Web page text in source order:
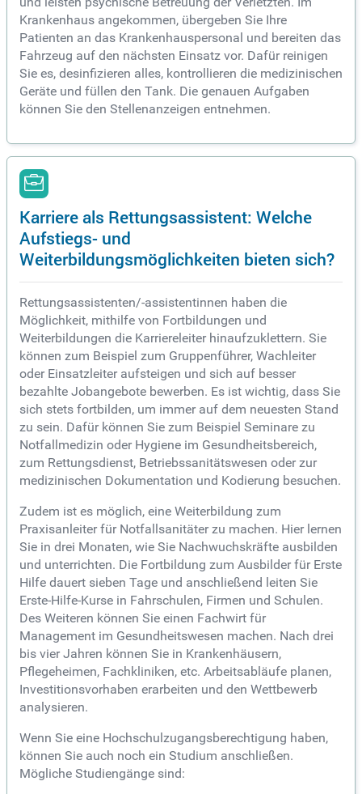
Krankenhaus angekommen, übergeben Sie Ihre
Patienten an das Krankenhauspersonal und bereiten das
Fahrzeug auf den nächsten Einsatz vor. Dafür reinigen
Sie es, desinfizieren alles, kontrollieren die medizinischen
Geräte und füllen den Tank. Die genauen Aufgaben
können Sie den Stellenanzeigen entnehmen.
Karriere als Rettungsassistent: Welche
Aufstiegs- und
Weiterbildungsmöglichkeiten bieten sich?
Rettungsassistenten/-assistentinnen haben die
Möglichkeit, mithilfe von Fortbildungen und
Weiterbildungen die Karriereleiter hinaufzuklettern. Sie
können zum Beispiel zum Gruppenführer, Wachleiter
oder Einsatzleiter aufsteigen und sich auf besser
bezahlte Jobangebote bewerben. Es ist wichtig, dass Sie
sich stets fortbilden, um immer auf dem neuesten Stand
zu sein. Dafür können Sie zum Beispiel Seminare zu
Notfallmedizin oder Hygiene im Gesundheitsbereich,
zum Rettungsdienst, Betriebssanitätswesen oder zur
medizinischen Dokumentation und Kodierung besuchen.
Zudem ist es möglich, eine Weiterbildung zum
Praxisanleiter für Notfallsanitäter zu machen. Hier lernen
Sie in drei Monaten, wie Sie Nachwuchskräfte ausbilden
und unterrichten. Die Fortbildung zum Ausbilder für Erste
Hilfe dauert sieben Tage und anschließend leiten Sie
Erste-Hilfe-Kurse in Fahrschulen, Firmen und Schulen.
Des Weiteren können Sie einen Fachwirt für
Management im Gesundheitswesen machen. Nach drei
bis vier Jahren können Sie in Krankenhäusern,
Pflegeheimen, Fachkliniken, etc. Arbeitsabläufe planen,
Investitionsvorhaben erarbeiten und den Wettbewerb
analysieren.
Wenn Sie eine Hochschulzugangsberechtigung haben,
können Sie auch noch ein Studium anschließen.
Mögliche Studiengänge sind: